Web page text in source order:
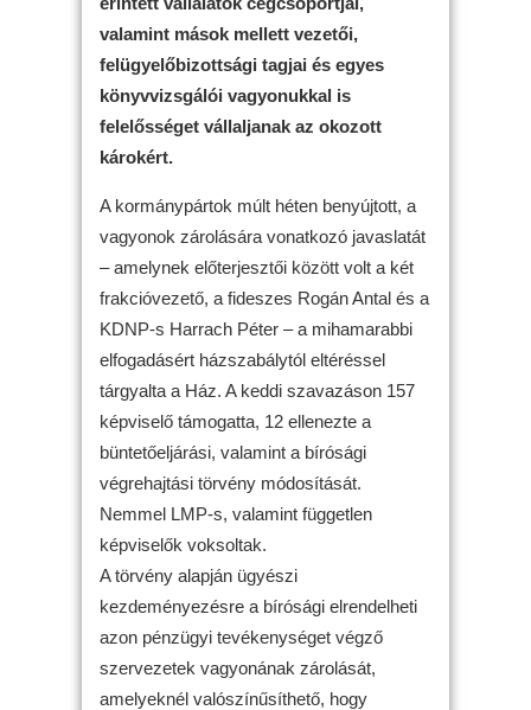
valamint mások mellett vezetői,
felügyelőbizottsági tagjai és egyes
könyvvizsgálói vagyonukkal is
felelősséget vállaljanak az okozott
károkért.
A kormánypártok múlt héten benyújtott, a
vagyonok zárolására vonatkozó javaslatát
– amelynek előterjesztői között volt a két
frakcióvezető, a fideszes Rogán Antal és a
KDNP-s Harrach Péter – a mihamarabbi
elfogadásért házszabálytól eltéréssel
tárgyalta a Ház. A keddi szavazáson 157
képviselő támogatta, 12 ellenezte a
büntetőeljárási, valamint a bírósági
végrehajtási törvény módosítását.
Nemmel LMP-s, valamint független
képviselők voksoltak.
A törvény alapján ügyészi
kezdeményezésre a bírósági elrendelheti
azon pénzügyi tevékenységet végző
szervezetek vagyonának zárolását,
amelyeknél valószínűsíthető, hogy